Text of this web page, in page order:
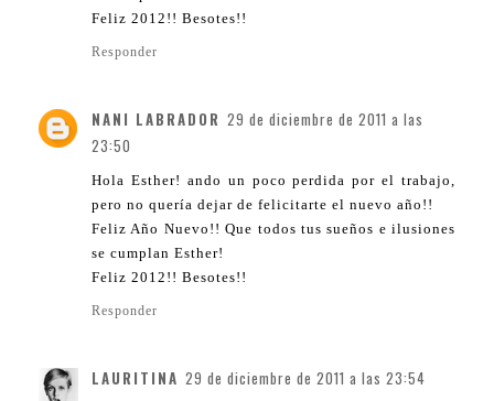
Feliz 2012!! Besotes!!
Responder
NANI LABRADOR 29 de diciembre de 2011 a las
23:50
Hola Esther! ando un poco perdida por el trabajo,
pero no quería dejar de felicitarte el nuevo año!!
Feliz Año Nuevo!! Que todos tus sueños e ilusiones
se cumplan Esther!
Feliz 2012!! Besotes!!
Responder
LAURITINA 29 de diciembre de 2011 a las 23:54